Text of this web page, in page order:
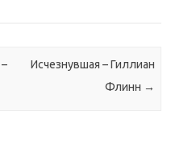
Исчезнувшая – Гиллиан
Флинн →